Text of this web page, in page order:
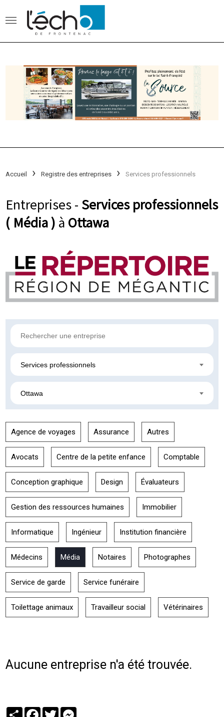
Accueil Registre des entreprises Services professionnels
Entreprises - Services professionnels
( Média ) à Ottawa
Services professionnels
Ottawa
Agence de voyages Assurance Autres
Avocats Centre de la petite enfance Comptable
Conception graphique Design Évaluateurs
Gestion des ressources humaines Immobilier
Informatique Ingénieur Institution financière
Médecins Média Notaires Photographes
Service de garde Service funéraire
Toilettage animaux Travailleur social Vétérinaires
Aucune entreprise n'a été trouvée.
PartagerFacebook
Twitter